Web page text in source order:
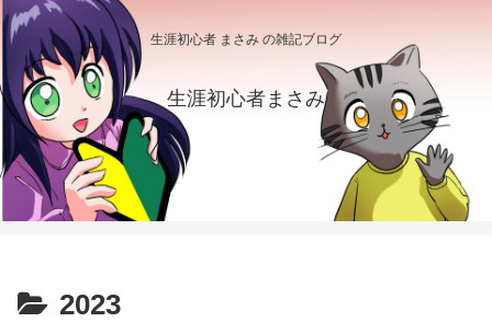
生涯初心者 まさみ の雑記ブログ
生涯初心者まさみ
2023